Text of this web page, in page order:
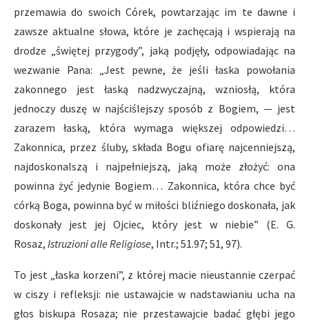
przemawia do swoich Córek, powtarzając im te dawne i
zawsze aktualne słowa, które je zachęcają i wspierają na
drodze „świętej przygody”, jaką podjęły, odpowiadając na
wezwanie Pana: „Jest pewne, że jeśli łaska powołania
zakonnego jest łaską nadzwyczajną, wzniosłą, która
jednoczy duszę w najściślejszy sposób z Bogiem, — jest
zarazem łaską, która wymaga większej odpowiedzi…
Zakonnica, przez śluby, składa Bogu ofiarę najcenniejszą,
najdoskonalszą i najpełniejszą, jaką może złożyć: ona
powinna żyć jedynie Bogiem… Zakonnica, która chce być
córką Boga, powinna być w miłości bliźniego doskonała, jak
doskonały jest jej Ojciec, który jest w niebie” (E. G.
Rosaz, Istruzioni alle Religiose, Intr.; 51.97; 51, 97).
To jest „łaska korzeni”, z której macie nieustannie czerpać
w ciszy i refleksji: nie ustawajcie w nadstawianiu ucha na
głos biskupa Rosaza; nie przestawajcie badać głębi jego